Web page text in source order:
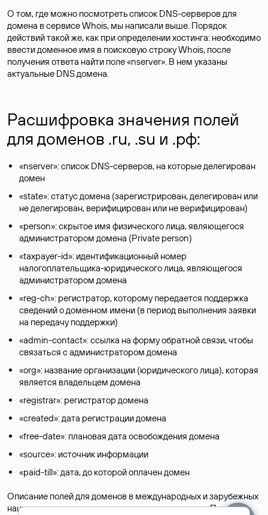
О том, где можно посмотреть список DNS-серверов для
домена в сервисе Whois, мы написали выше. Порядок
действий такой же, как при определении хостинга: необходимо
ввести доменное имя в поисковую строку Whois, после
получения ответа найти поле «nserver». В нем указаны
актуальные DNS домена.
Расшифровка значения полей
для доменов .ru, .su и .рф:
«nserver»: список DNS-серверов, на которые делегирован
домен
«state»: статус домена (зарегистрирован, делегирован или
не делегирован, верифицирован или не верифицирован)
«person»: скрытое имя физического лица, являющегося
администратором домена (Privatе person)
«taxpayer-id»: идентификационный номер
налогоплательщика-юридического лица, являющегося
администратором домена
«reg-ch»: регистратор, которому передается поддержка
сведений о доменном имени (в период выполнения заявки
на передачу поддержки)
«admin-contact»: ссылка на форму обратной связи, чтобы
связаться с администратором домена
«org»: название организации (юридического лица), которая
является владельцем домена
«registrar»: регистратор домена
«created»: дата регистрации домена
«free-date»: плановая дата освобождения домена
«source»: источник информации
«paid-till»: дата, до которой оплачен домен
Описание полей для доменов в международных и зарубежных
национальных доменах представлены в разделе «Помощь».